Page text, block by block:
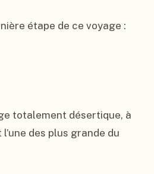
étape de ce voyage :
totalement désertique, à
des plus grande du